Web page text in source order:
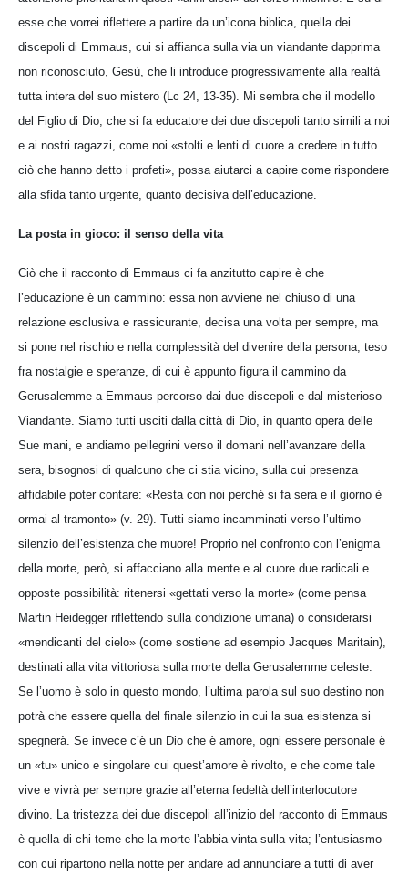
esse che vorrei riflettere a partire da un’icona biblica, quella dei
discepoli di Emmaus, cui si affianca sulla via un viandante dapprima
non riconosciuto, Gesù, che li introduce progressivamente alla realtà
tutta intera del suo mistero (Lc 24, 13-35). Mi sembra che il modello
del Figlio di Dio, che si fa educatore dei due discepoli tanto simili a noi
e ai nostri ragazzi, come noi «stolti e lenti di cuore a credere in tutto
ciò che hanno detto i profeti», possa aiutarci a capire come rispondere
alla sfida tanto urgente, quanto decisiva dell’educazione.
La posta in gioco: il senso della vita
Ciò che il racconto di Emmaus ci fa anzitutto capire è che
l’educazione è un cammino: essa non avviene nel chiuso di una
relazione esclusiva e rassicurante, decisa una volta per sempre, ma
si pone nel rischio e nella complessità del divenire della persona, teso
fra nostalgie e speranze, di cui è appunto figura il cammino da
Gerusalemme a Emmaus percorso dai due discepoli e dal misterioso
Viandante. Siamo tutti usciti dalla città di Dio, in quanto opera delle
Sue mani, e andiamo pellegrini verso il domani nell’avanzare della
sera, bisognosi di qualcuno che ci stia vicino, sulla cui presenza
affidabile poter contare: «Resta con noi perché si fa sera e il giorno è
ormai al tramonto» (v. 29). Tutti siamo incamminati verso l’ultimo
silenzio dell’esistenza che muore! Proprio nel confronto con l’enigma
della morte, però, si affacciano alla mente e al cuore due radicali e
opposte possibilità: ritenersi «gettati verso la morte» (come pensa
Martin Heidegger riflettendo sulla condizione umana) o considerarsi
«mendicanti del cielo» (come sostiene ad esempio Jacques Maritain),
destinati alla vita vittoriosa sulla morte della Gerusalemme celeste.
Se l’uomo è solo in questo mondo, l’ultima parola sul suo destino non
potrà che essere quella del finale silenzio in cui la sua esistenza si
spegnerà. Se invece c’è un Dio che è amore, ogni essere personale è
un «tu» unico e singolare cui quest’amore è rivolto, e che come tale
vive e vivrà per sempre grazie all’eterna fedeltà dell’interlocutore
divino. La tristezza dei due discepoli all’inizio del racconto di Emmaus
è quella di chi teme che la morte l’abbia vinta sulla vita; l’entusiasmo
con cui ripartono nella notte per andare ad annunciare a tutti di aver